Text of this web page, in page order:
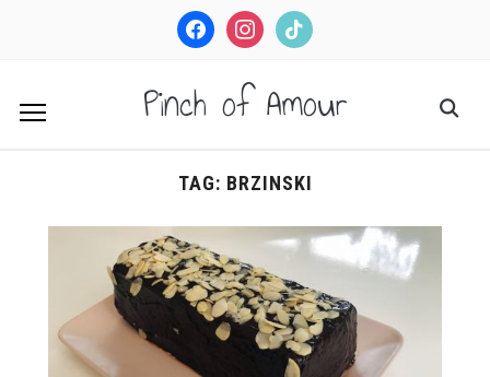
facebookinstagramtiktok
Pinch of Amour
TAG: BRZINSKI